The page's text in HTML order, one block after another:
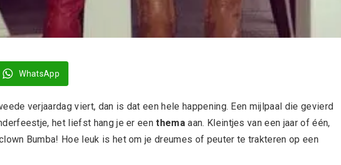
WhatsApp
verjaardag viert, dan is dat een hele happening. Een mijlpaal die gevierd
het liefst hang je er eenthema aan. Kleintjes van een jaar of één,
Bumba! Hoe leuk is het om je dreumes of peuter te trakteren op een